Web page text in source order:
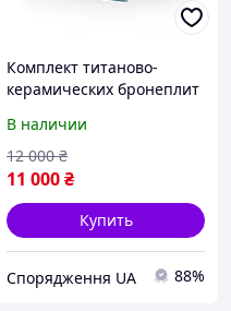
Комплект титаново-
керамических бронеплит
мм (2 шт, 2.2 кг/плита)
В наличии
11 000₴
12 000 ₴
Купить
Спорядження UA 88%